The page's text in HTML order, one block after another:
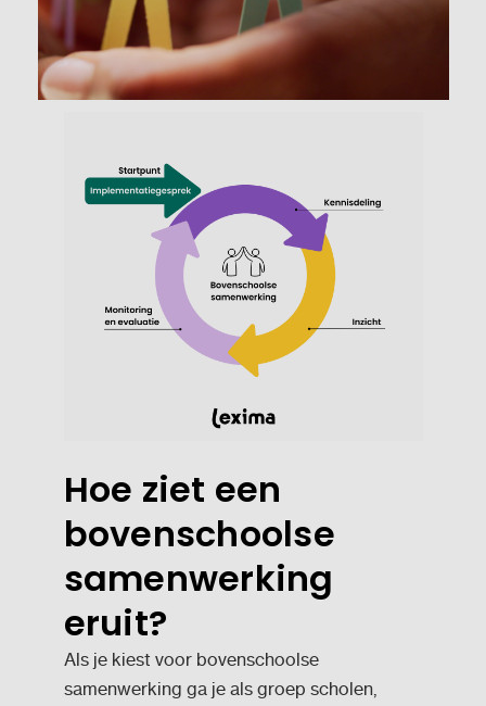
Hoe ziet een
bovenschoolse
samenwerking
eruit?
Als je kiest voor bovenschoolse
samenwerking ga je als groep scholen,